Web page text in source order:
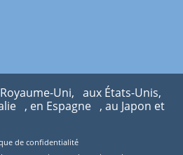
Uni, aux États-Unis,
, en Espagne , au Japon et
de confidentialité